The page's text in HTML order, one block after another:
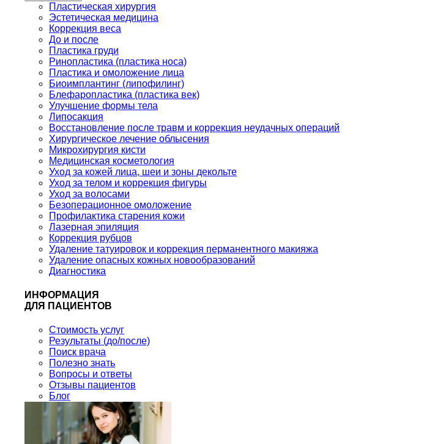
Пластическая хирургия
Эстетическая медицина
Коррекция веса
До и после
Пластика груди
Ринопластика (пластика носа)
Пластика и омоложение лица
Биоимплантинг (липофилинг)
Блефаропластика (пластика век)
Улучшение формы тела
Липосакция
Восстановление после травм и коррекция неудачных операций
Хирургическое лечение облысения
Микрохирургия кисти
Медицинская косметология
Уход за кожей лица, шеи и зоны декольте
Уход за телом и коррекция фигуры
Уход за волосами
Безоперационное омоложение
Профилактика старения кожи
Лазерная эпиляция
Коррекция рубцов
Удаление татуировок и коррекция перманентного макияжа
Удаление опасных кожных новообразований
Диагностика
ИНФОРМАЦИЯ
ДЛЯ ПАЦИЕНТОВ
Стоимость услуг
Результаты (до/после)
Поиск врача
Полезно знать
Вопросы и ответы
Отзывы пациентов
Блог